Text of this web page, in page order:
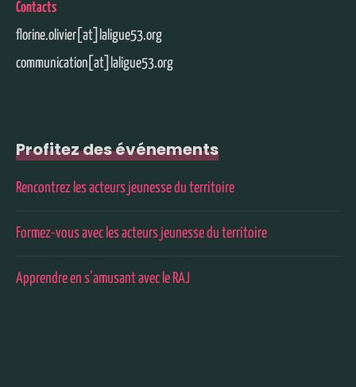
Contacts
florine.olivier[at]laligue53.org
communication[at]laligue53.org
Profitez des événements
Rencontrez les acteurs jeunesse du territoire
Formez-vous avec les acteurs jeunesse du territoire
Apprendre en s’amusant avec le RAJ